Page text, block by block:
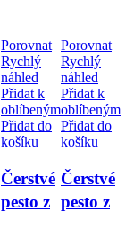
Porovnat
Rychlý
náhled
Přidat k
oblíbeným
Přidat do
košíku
Čerstvé
pesto z
Porovnat
Rychlý
náhled
Přidat k
oblíbeným
Přidat do
košíku
Čerstvé
pesto z